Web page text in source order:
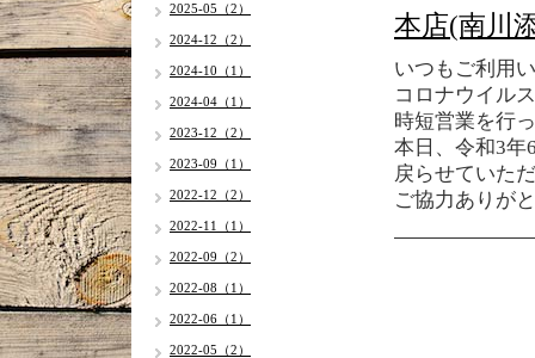
本店(南川
いつもご利用
コロナウイル
時短営業を行
本日、令和3年
戻らせていた
ご協力ありが
2025-05（2）
2024-12（2）
2024-10（1）
2024-04（1）
2023-12（2）
2023-09（1）
2022-12（2）
2022-11（1）
2022-09（2）
2022-08（1）
2022-06（1）
2022-05（2）